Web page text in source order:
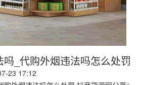
_代购外烟违法吗怎么处罚
23 17:12